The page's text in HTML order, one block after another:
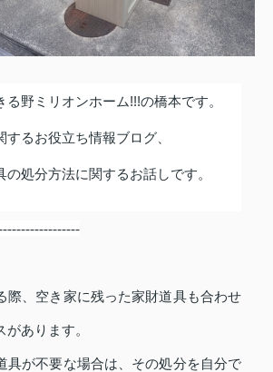
る野ミリオンホーム!!!の橋本です。
るお役立ち情報ブログ、
処分方法に関するお話しです。
際、空き家に残った家財道具も合わせ
あります。
具が不要な場合は、その処分を自分で